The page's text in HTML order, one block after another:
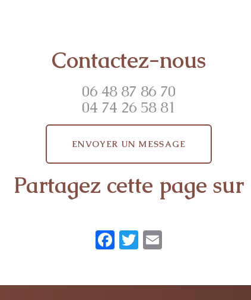
Contactez-nous
06 48 87 86 70
04 74 26 58 81
ENVOYER UN MESSAGE
Partagez cette page sur
Facebook
Twitter